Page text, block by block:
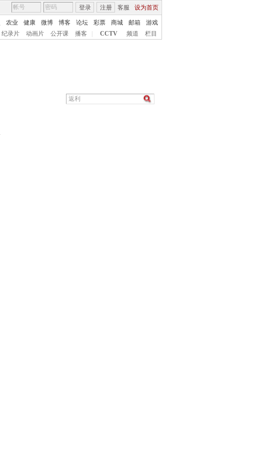
客服 设为首页
登录 注册
农业 健康 微博 博客 论坛 彩票 商城 邮箱
游戏
纪录片 动画片 公开课 播客 CCTV 频道 栏目